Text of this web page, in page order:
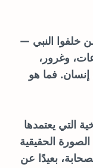
خلفوا النبي —
وغرور،
فما هو
التي يعتمدها
الحقيقية
بعيدًا عن